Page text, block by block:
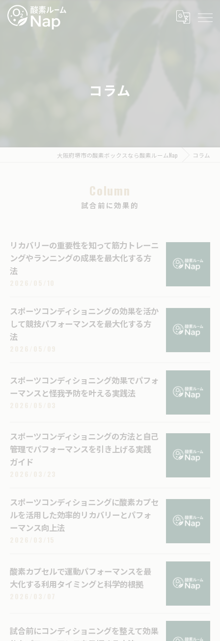
コラム
大阪府堺市の酸素ボックスなら酸素ルームNap コラム
Column
試合前に効果的
リカバリーの重要性を知って筋力トレーニ
ングやランニングの成果を最大化する方
法
スポーツコンディショニングの効果を活か
して競技パフォーマンスを最大化する方
法
スポーツコンディショニング効果でパフォ
ーマンスと怪我予防を叶える実践法
スポーツコンディショニングの方法と自己
管理でパフォーマンスを引き上げる実践
ガイド
スポーツコンディショニングに酸素カプセ
ルを活用した効率的リカバリーとパフォ
ーマンス向上法
酸素カプセルで運動パフォーマンスを最
大化する利用タイミングと科学的根拠
試合前にコンディショニングを整えて効果